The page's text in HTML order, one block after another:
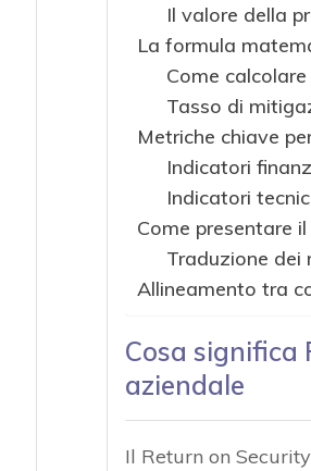
Il valore della
La formula
Come
Tasso di
Metriche chiave
Indicatori
Indicatori
Come presentare
Traduzione dei
Allineamento tra
Cosa significa
aziendale
Il Return on